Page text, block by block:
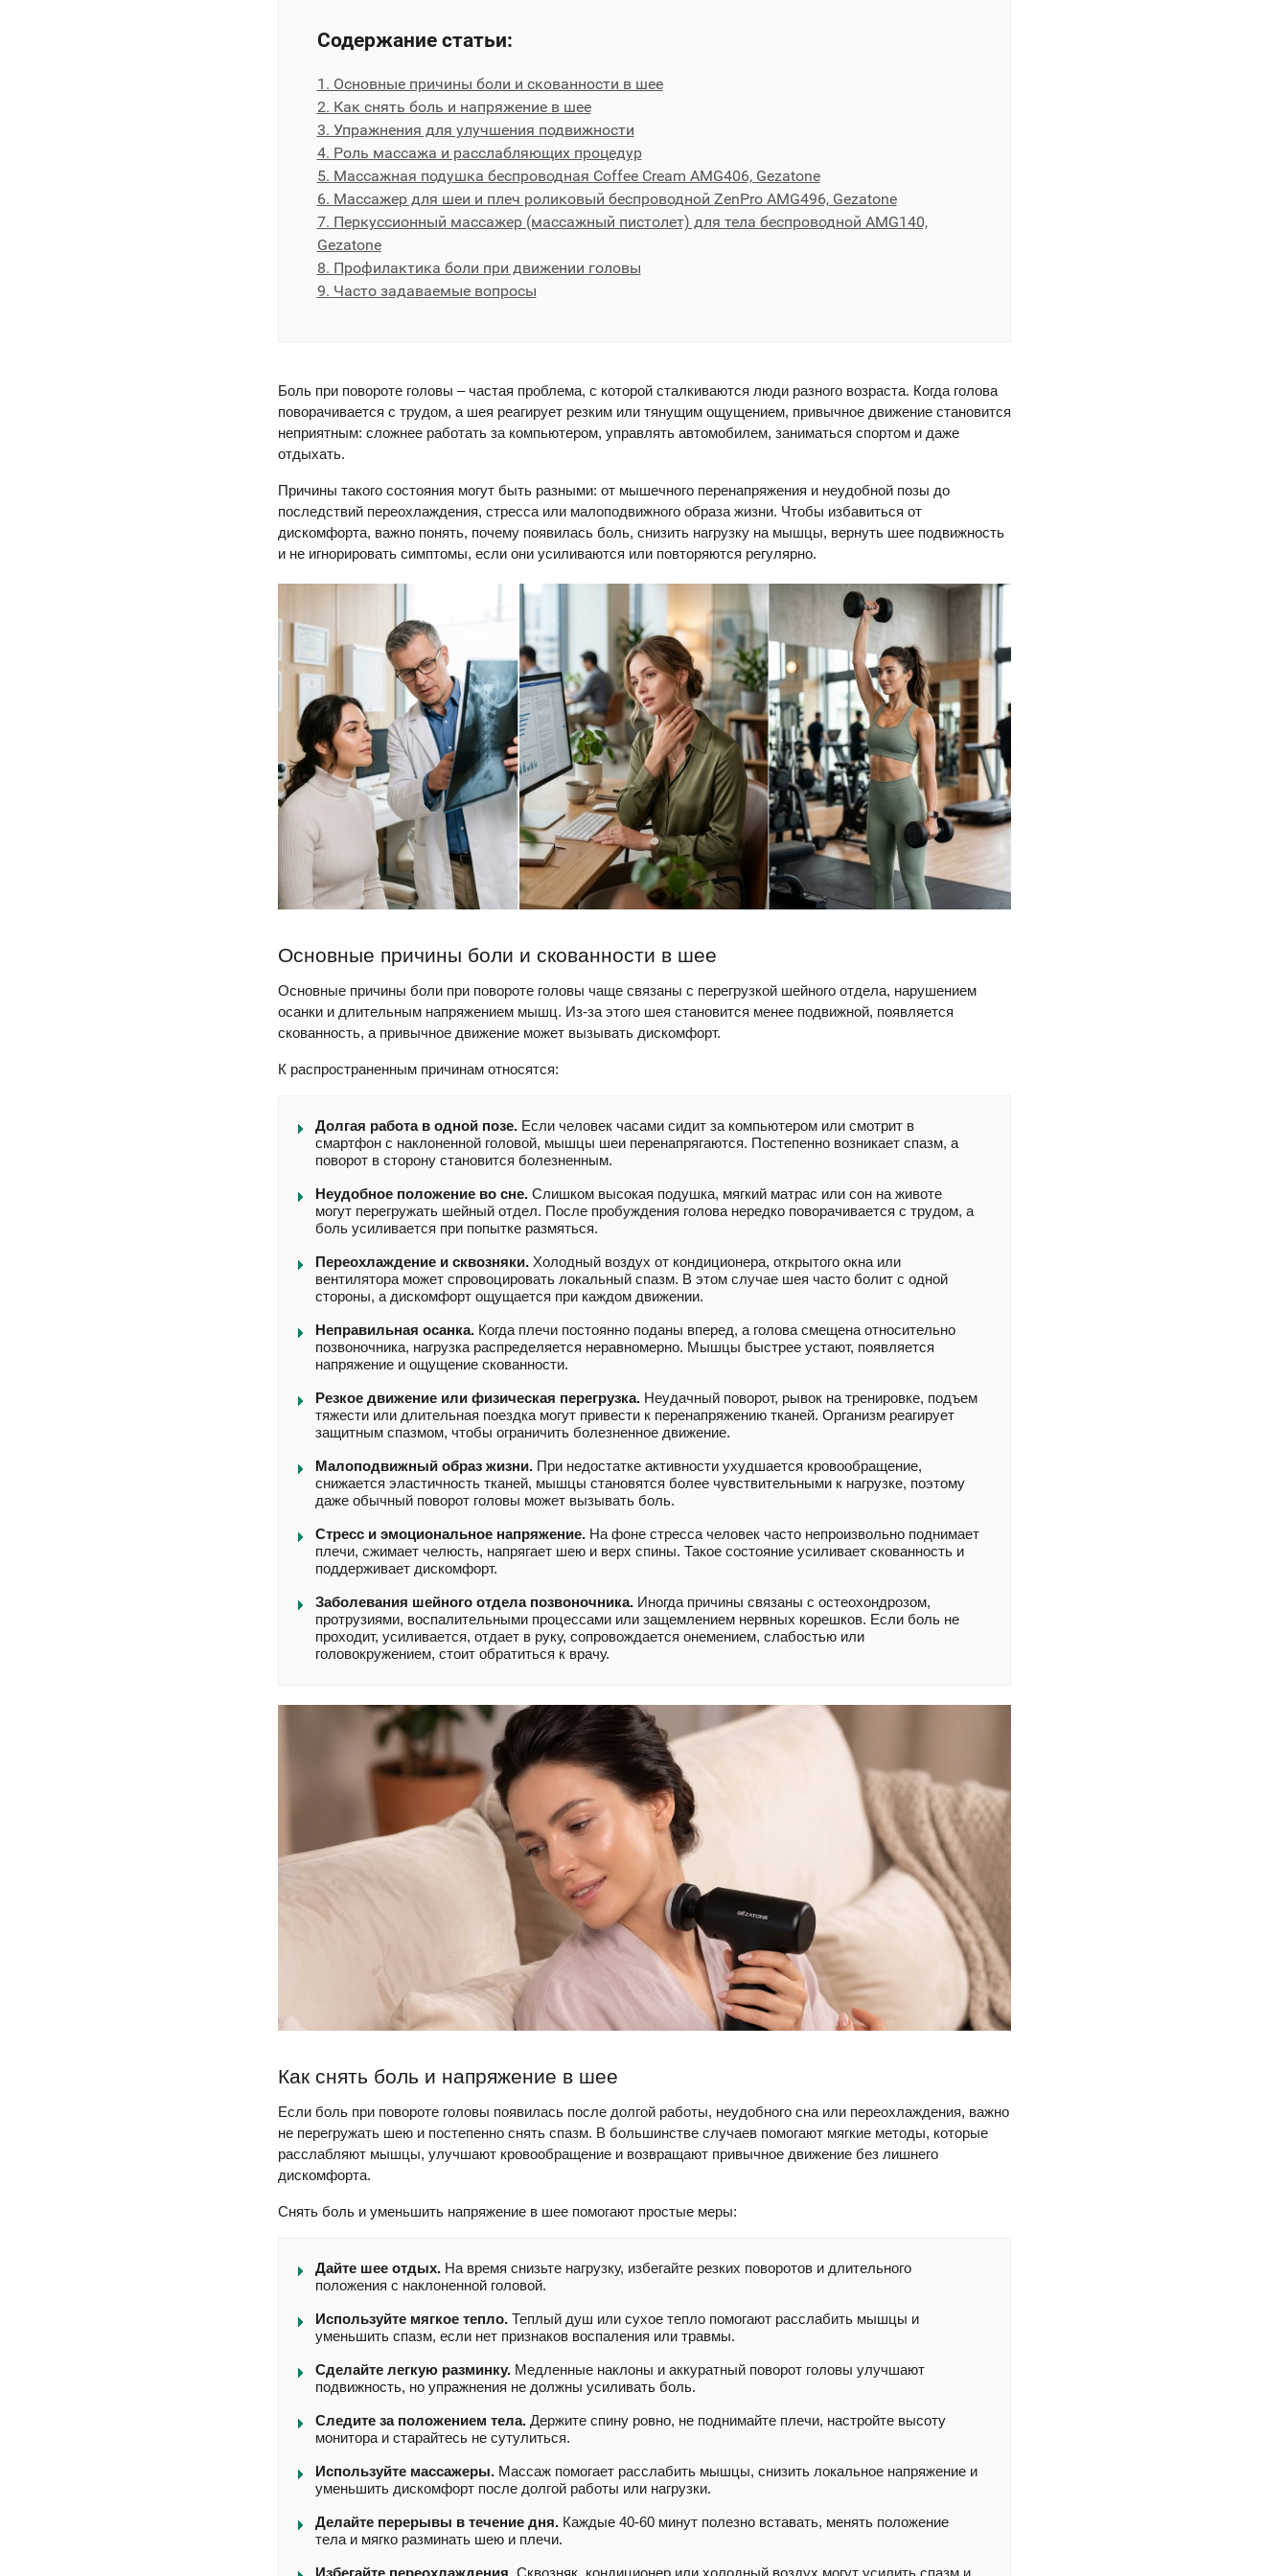
Содержание статьи:
1. Основные причины боли и скованности в шее
2. Как снять боль и напряжение в шее
3. Упражнения для улучшения подвижности
4. Роль массажа и расслабляющих процедур
5. Массажная подушка беспроводная Coffee Cream AMG406, Gezatone
6. Массажер для шеи и плеч роликовый беспроводной ZenPro AMG496, Gezatone
7. Перкуссионный массажер (массажный пистолет) для тела беспроводной AMG140,
Gezatone
8. Профилактика боли при движении головы
9. Часто задаваемые вопросы
Боль при повороте головы – частая проблема, с которой сталкиваются люди разного возраста. Когда голова
поворачивается с трудом, а шея реагирует резким или тянущим ощущением, привычное движение становится
неприятным: сложнее работать за компьютером, управлять автомобилем, заниматься спортом и даже
отдыхать.
Причины такого состояния могут быть разными: от мышечного перенапряжения и неудобной позы до
последствий переохлаждения, стресса или малоподвижного образа жизни. Чтобы избавиться от
дискомфорта, важно понять, почему появилась боль, снизить нагрузку на мышцы, вернуть шее подвижность
и не игнорировать симптомы, если они усиливаются или повторяются регулярно.
Основные причины боли и скованности в шее
Основные причины боли при повороте головы чаще связаны с перегрузкой шейного отдела, нарушением
осанки и длительным напряжением мышц. Из-за этого шея становится менее подвижной, появляется
скованность, а привычное движение может вызывать дискомфорт.
К распространенным причинам относятся:
Долгая работа в одной позе.Если человек часами сидит за компьютером или смотрит в
смартфон с наклоненной головой, мышцы шеи перенапрягаются. Постепенно возникает спазм, а
поворот в сторону становится болезненным.
Неудобное положение во сне.Слишком высокая подушка, мягкий матрас или сон на животе
могут перегружать шейный отдел. После пробуждения голова нередко поворачивается с трудом, а
боль усиливается при попытке размяться.
Переохлаждение и сквозняки.Холодный воздух от кондиционера, открытого окна или
вентилятора может спровоцировать локальный спазм. В этом случае шея часто болит с одной
стороны, а дискомфорт ощущается при каждом движении.
Неправильная осанка.Когда плечи постоянно поданы вперед, а голова смещена относительно
позвоночника, нагрузка распределяется неравномерно. Мышцы быстрее устают, появляется
напряжение и ощущение скованности.
Резкое движение или физическая перегрузка.Неудачный поворот, рывок на тренировке, подъем
тяжести или длительная поездка могут привести к перенапряжению тканей. Организм реагирует
защитным спазмом, чтобы ограничить болезненное движение.
Малоподвижный образ жизни.При недостатке активности ухудшается кровообращение,
снижается эластичность тканей, мышцы становятся более чувствительными к нагрузке, поэтому
даже обычный поворот головы может вызывать боль.
Стресс и эмоциональное напряжение.На фоне стресса человек часто непроизвольно поднимает
плечи, сжимает челюсть, напрягает шею и верх спины. Такое состояние усиливает скованность и
поддерживает дискомфорт.
Заболевания шейного отдела позвоночника.Иногда причины связаны с остеохондрозом,
протрузиями, воспалительными процессами или защемлением нервных корешков. Если боль не
проходит, усиливается, отдает в руку, сопровождается онемением, слабостью или
головокружением, стоит обратиться к врачу.
Как снять боль и напряжение в шее
Если боль при повороте головы появилась после долгой работы, неудобного сна или переохлаждения, важно
не перегружать шею и постепенно снять спазм. В большинстве случаев помогают мягкие методы, которые
расслабляют мышцы, улучшают кровообращение и возвращают привычное движение без лишнего
дискомфорта.
Снять боль и уменьшить напряжение в шее помогают простые меры:
Дайте шее отдых.На время снизьте нагрузку, избегайте резких поворотов и длительного
положения с наклоненной головой.
Используйте мягкое тепло.Теплый душ или сухое тепло помогают расслабить мышцы и
уменьшить спазм, если нет признаков воспаления или травмы.
Сделайте легкую разминку.Медленные наклоны и аккуратный поворот головы улучшают
подвижность, но упражнения не должны усиливать боль.
Следите за положением тела.Держите спину ровно, не поднимайте плечи, настройте высоту
монитора и старайтесь не сутулиться.
Используйте массажеры.Массаж помогает расслабить мышцы, снизить локальное напряжение и
уменьшить дискомфорт после долгой работы или нагрузки.
Делайте перерывы в течение дня.Каждые 40-60 минут полезно вставать, менять положение
тела и мягко разминать шею и плечи.
Избегайте переохлаждения. Сквозняк, кондиционер или холодный воздух могут усилить спазм и